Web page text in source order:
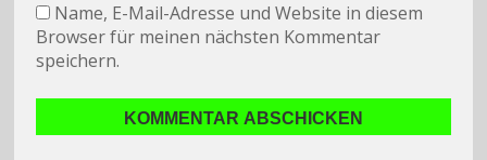
Name, E-Mail-Adresse und Website in diesem
Browser für meinen nächsten Kommentar
speichern.